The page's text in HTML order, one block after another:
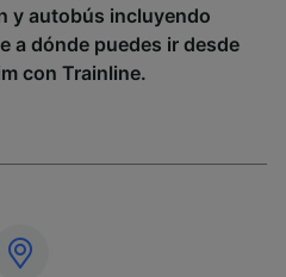
y autobús incluyendo
a dónde puedes ir desde
con Trainline.